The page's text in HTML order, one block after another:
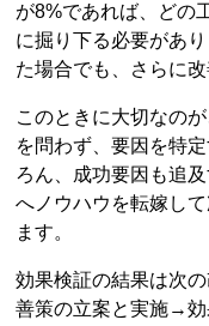
が8%であれば、どの
に掘り下る必要があ
た場合でも、さらに
このときに大切なの
を問わず、要因を特
ろん、成功要因も追
へノウハウを転嫁し
ます。
効果検証の結果は次
善策の立案と実施→効